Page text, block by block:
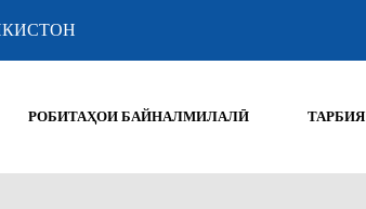
РОБИТАҲОИ БАЙНАЛМИЛАЛӢ ТАРБИЯ